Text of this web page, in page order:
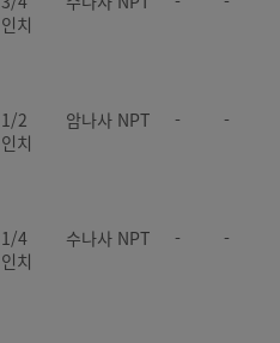
인치
1/2
인치
암나사 NPT - -
1/4
인치
수나사 NPT - -